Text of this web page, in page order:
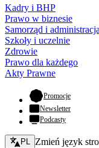
Kadry i BHP
Prawo w biznesie
Samorząd i
Szkoły i uczelnie
Zdrowie
Prawo dla każdego
Akty Prawne
Promocje- otwiera
Newsletter
Podcasty
Zmień język - bieżący:
PL Zmień język